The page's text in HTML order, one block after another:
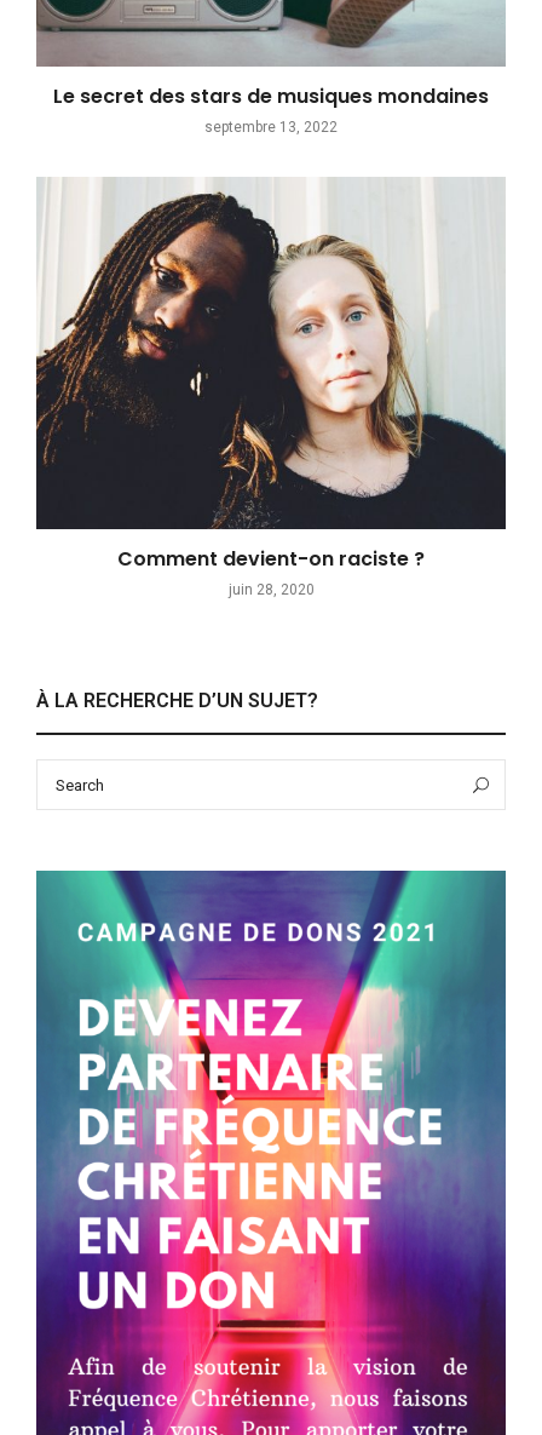
Le secret des stars de musiques mondaines
septembre 13, 2022
Comment devient-on raciste ?
juin 28, 2020
À LA RECHERCHE D’UN SUJET?